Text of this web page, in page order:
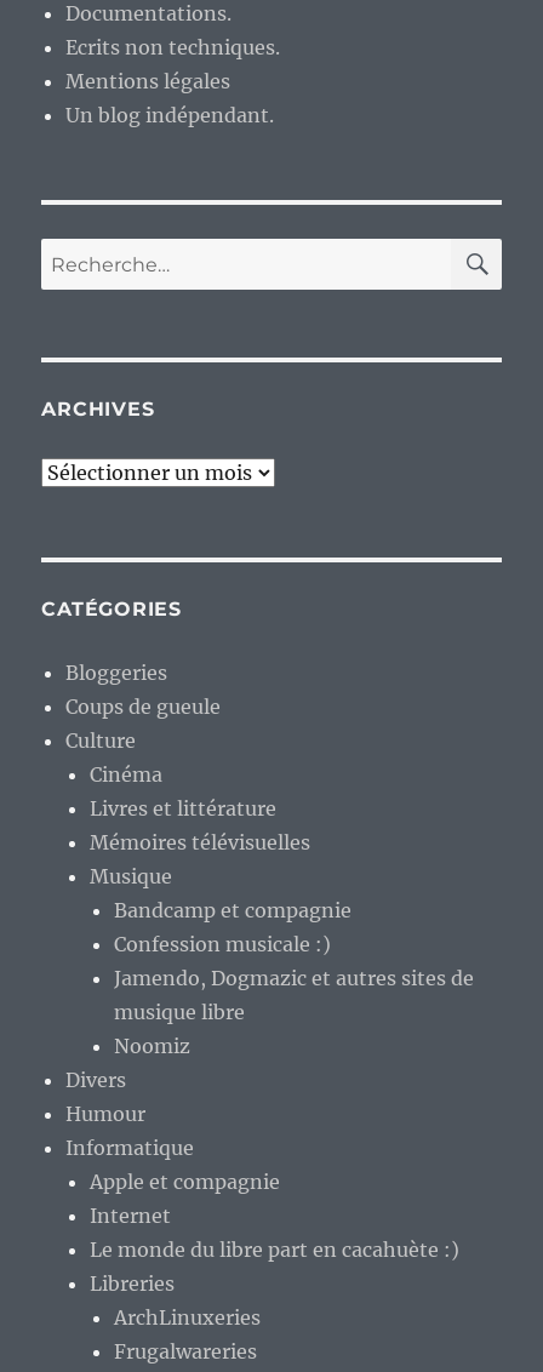
Documentations.
Ecrits non techniques.
Mentions légales
Un blog indépendant.
Recherche
pour :
ARCHIVES
Archives
CATÉGORIES
Bloggeries
Coups de gueule
Culture
Cinéma
Livres et littérature
Mémoires télévisuelles
Musique
Bandcamp et compagnie
Confession musicale :)
Jamendo, Dogmazic et autres sites de
musique libre
Noomiz
Divers
Humour
Informatique
Apple et compagnie
Internet
Le monde du libre part en cacahuète :)
Libreries
ArchLinuxeries
Frugalwareries